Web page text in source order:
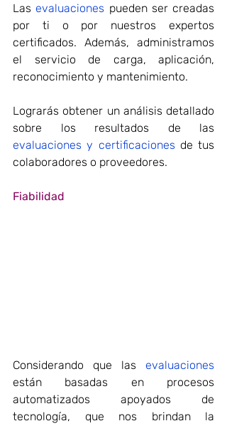
Las evaluaciones pueden ser creadas
por ti o por nuestros expertos
certificados. Además, administramos
el servicio de carga, aplicación,
reconocimiento y mantenimiento.
Lograrás obtener un análisis detallado
evaluaciones y certificaciones de tus
colaboradores o proveedores.
Fiabilidad
Considerando que las evaluaciones
están basadas en procesos
automatizados apoyados de
tecnología, que nos brindan la